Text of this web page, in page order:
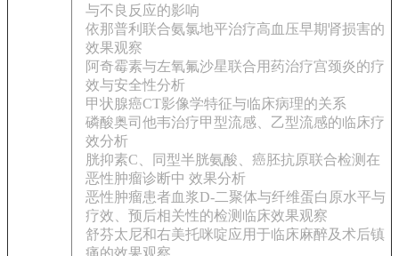
与不良反应的影响
依那普利联合氨氯地平治疗高血压早期肾损害的
效果观察
阿奇霉素与左氧氟沙星联合用药治疗宫颈炎的疗
效与安全性分析
甲状腺癌CT影像学特征与临床病理的关系
磷酸奥司他韦治疗甲型流感、乙型流感的临床疗
效分析
胱抑素C、同型半胱氨酸、癌胚抗原联合检测在
恶性肿瘤诊断中 效果分析
恶性肿瘤患者血浆D-二聚体与纤维蛋白原水平与
疗效、预后相关性的检测临床效果观察
舒芬太尼和右美托咪啶应用于临床麻醉及术后镇
痛的效果观察